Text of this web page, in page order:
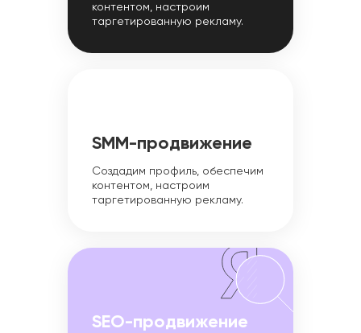
контентом, настроим
таргетированную рекламу.
SMM-продвижение
Создадим профиль, обеспечим
контентом, настроим
таргетированную рекламу.
SEO-продвижение